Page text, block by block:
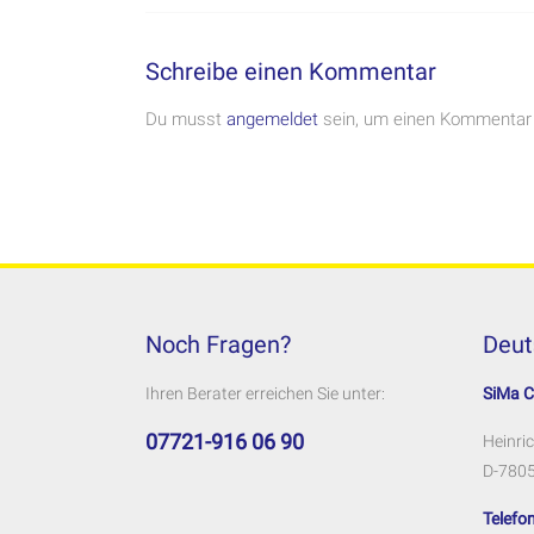
Schreibe einen Kommentar
Du musst angemeldet sein, um einen
Noch Fragen?
Ihren Berater erreichen Sie unter:
07721-916 06 90
SiMa
D-